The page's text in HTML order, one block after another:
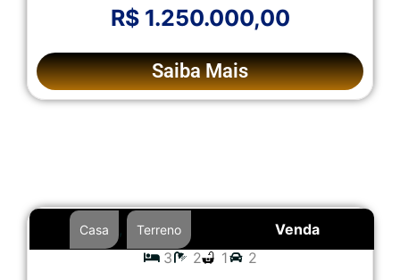
R$ 1.250.000,00
Saiba Mais
Venda
Casa Terreno
3 2 1 2